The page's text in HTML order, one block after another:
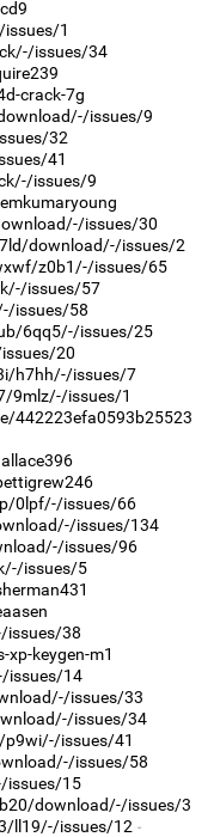
1
issues/34
crack-7g
issues/9
32
41
issues/9
issues/30
download/-/issues/2
z0b1/-/issues/65
issues/57
issues/58
6qq5/-/issues/25
20
h7hh/-/issues/7
9mlz/-/issues/1
442223efa0593b25523
0lpf/-/issues/66
issues/134
issues/96
issues/5
issues/38
keygen-m1
issues/14
issues/33
issues/34
issues/41
issues/58
issues/15
download/-/issues/3
ll19/-/issues/12